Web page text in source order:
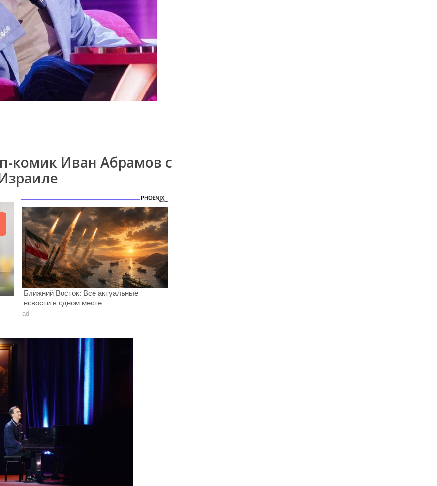
комик Иван Абрамов с
Ближний Восток: Все актуальные
новости в одном месте
ad